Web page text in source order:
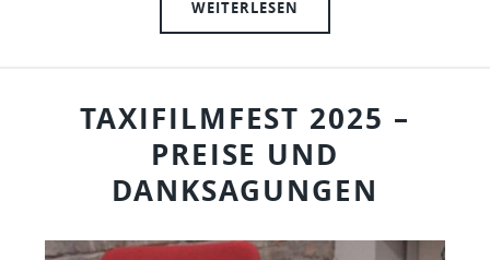
WEITERLESEN
TAXIFILMFEST 2025 –
PREISE UND
DANKSAGUNGEN